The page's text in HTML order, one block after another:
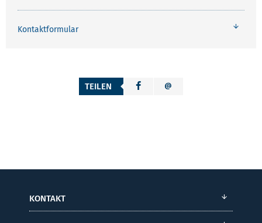
Kontaktformular
TEILEN
KONTAKT